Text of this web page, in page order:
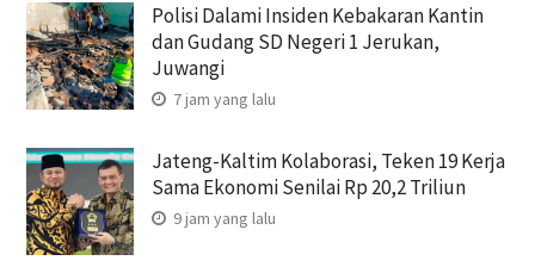
Polisi Dalami Insiden Kebakaran Kantin
dan Gudang SD Negeri 1 Jerukan,
Juwangi
7 jam yang lalu
Jateng-Kaltim Kolaborasi, Teken 19 Kerja
Sama Ekonomi Senilai Rp 20,2 Triliun
9 jam yang lalu